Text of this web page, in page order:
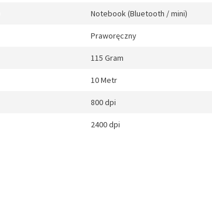
Notebook (Bluetooth / mini)
Praworęczny
115 Gram
10 Metr
800 dpi
2400 dpi